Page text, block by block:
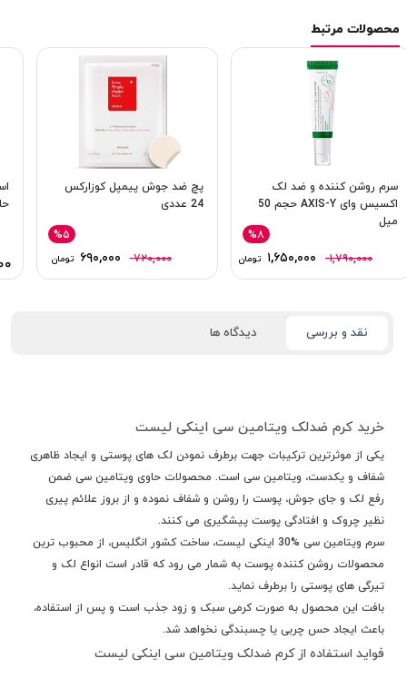
محصولات مرتبط
سرم روشن‌ کننده و ضد لک
اکسیس وای AXIS-Y حجم 50
میل
۱,۷۹۰,۰۰۰ ۱,۶۵۰,۰۰۰ تومان
%۸
پچ ضد جوش پیمپل کوزارکس
24 عددی
۷۲۰,۰۰۰ ۶۹۰,۰۰۰ تومان
%۵
نقد و بررسی دیدگاه ها
خرید کرم ضدلک ویتامین سی اینکی لیست
یکی از موثرترین ترکیبات جهت برطرف نمودن لک های پوستی و ایجاد ظاهری
شفاف و یکدست، ویتامین سی است. محصولات حاوی ویتامین سی ضمن
رفع لک و جای جوش، پوست را روشن و شفاف نموده و از بروز علائم پیری
نظیر چروک و افتادگی پوست پیشگیری می کنند.
سرم ویتامین سی %30 اینکی لیست، ساخت کشور انگلیس، از محبوب ترین
محصولات روشن کننده پوست به شمار می رود که قادر است انواع لک و
تیرگی های پوستی را برطرف نماید.
بافت این محصول به صورت کرمی سبک و زود جذب است و پس از استفاده،
باعث ایجاد حس چربی یا چسبندگی نخواهد شد.
فواید استفاده از کرم ضدلک ویتامین سی اینکی لیست